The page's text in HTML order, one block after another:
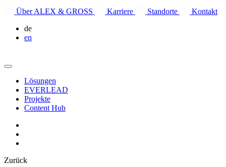
Über ALEX & GROSS Karriere Standorte
Kontakt
de
en
Lösungen
EVERLEAD
Projekte
Content Hub
Zurück